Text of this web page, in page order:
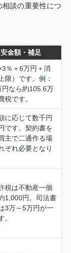
談の重要性につ
安金額・補足
％＋6万円＋消
限）です。例：
円なら約105.6万
税です。
に応じて数千円
です。契約書を
主で二通作る場
ぞれ必要となり
税は不動産一個
1,000円。司法書
3万～5万円が一
。